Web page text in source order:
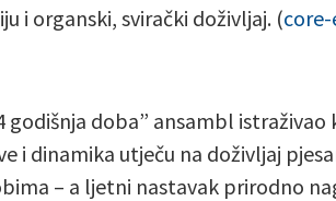
i organski, svirački doživljaj. (
godišnja doba” ansambl istraživao
i dinamika utječu na doživljaj
– a ljetni nastavak prirodno